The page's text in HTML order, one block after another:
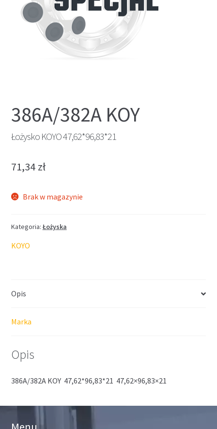
386A/382A KOY
Łożysko KOYO 47,62*96,83*21
71,34 zł
Brak w magazynie
Kategoria: Łożyska
KOYO
Opis
Marka
Opis
386A/382A KOY 47,62*96,83*21 47,62×96,83×21